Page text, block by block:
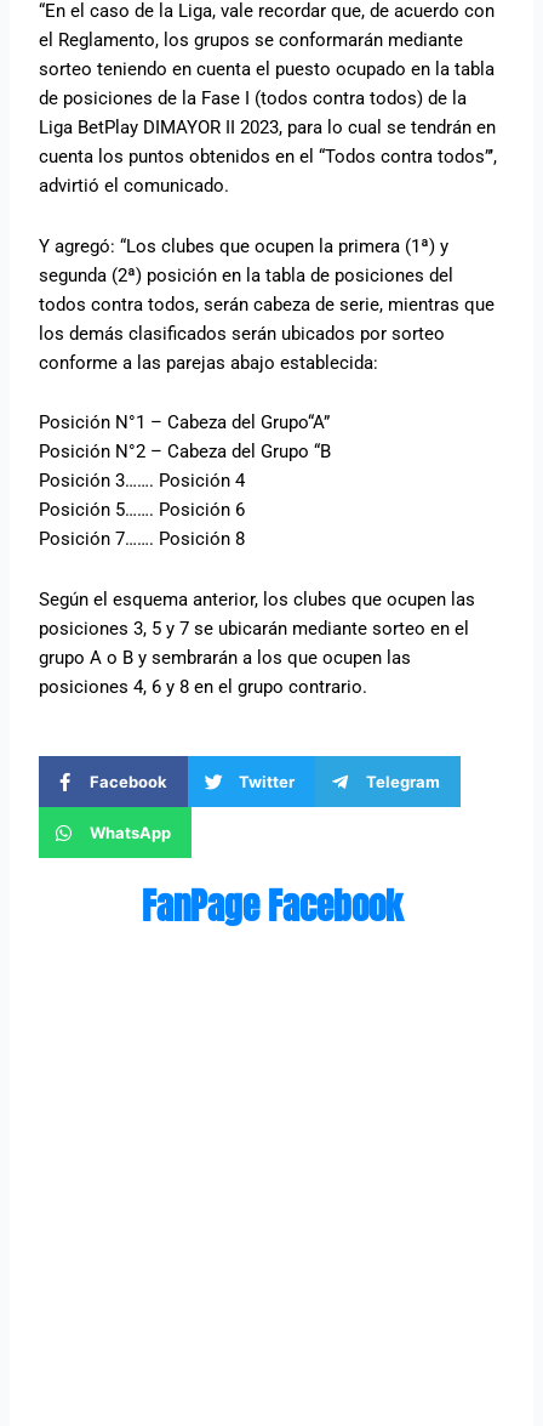
“En el caso de la Liga, vale recordar que, de acuerdo con
el Reglamento, los grupos se conformarán mediante
sorteo teniendo en cuenta el puesto ocupado en la tabla
de posiciones de la Fase I (todos contra todos) de la
Liga BetPlay DIMAYOR II 2023, para lo cual se tendrán en
cuenta los puntos obtenidos en el “Todos contra todos”’,
advirtió el comunicado.
Y agregó: “Los clubes que ocupen la primera (1ª) y
segunda (2ª) posición en la tabla de posiciones del
todos contra todos, serán cabeza de serie, mientras que
los demás clasificados serán ubicados por sorteo
conforme a las parejas abajo establecida:
Posición N°1 – Cabeza del Grupo“A”
Posición N°2 – Cabeza del Grupo “B
Posición 3……. Posición 4
Posición 5……. Posición 6
Posición 7……. Posición 8
Según el esquema anterior, los clubes que ocupen las
posiciones 3, 5 y 7 se ubicarán mediante sorteo en el
grupo A o B y sembrarán a los que ocupen las
posiciones 4, 6 y 8 en el grupo contrario.
Facebook Twitter Telegram
WhatsApp
FanPage Facebook